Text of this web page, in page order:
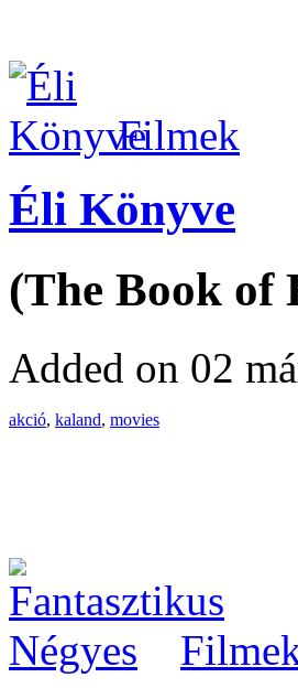
Filmek
Éli Könyve
(The Book of
Added on 02
akció, kaland, movies